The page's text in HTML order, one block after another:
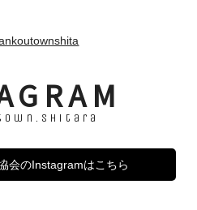
会のInstagramはこちら